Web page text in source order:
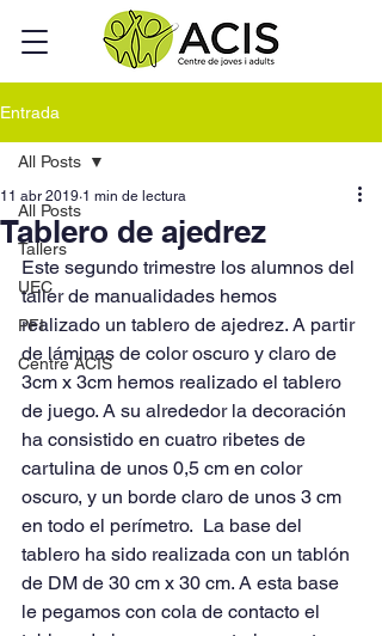
Entrada
All Posts
Tallers
UEC
PFI
Centre ACIS
All Posts
Tablero de ajedrez
11 abr 2019 1 min de lectura
Este segundo trimestre los alumnos del
taller de manualidades hemos
realizado un tablero de ajedrez. A partir
de láminas de color oscuro y claro de
3cm x 3cm hemos realizado el tablero
de juego. A su alrededor la decoración
ha consistido en cuatro ribetes de
cartulina de unos 0,5 cm en color
oscuro, y un borde claro de unos 3 cm
en todo el perímetro.  La base del
tablero ha sido realizada con un tablón
de DM de 30 cm x 30 cm. A esta base
le pegamos con cola de contacto el